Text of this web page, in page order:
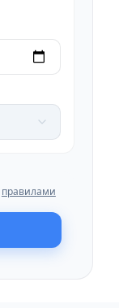
правилами